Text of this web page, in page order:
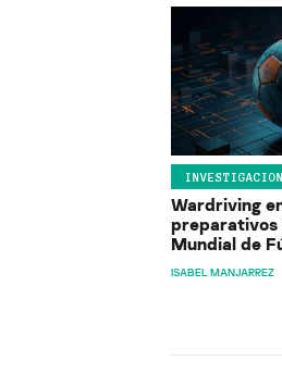
Wardriving
preparativos
Mundial de
ISABEL MANJARREZ